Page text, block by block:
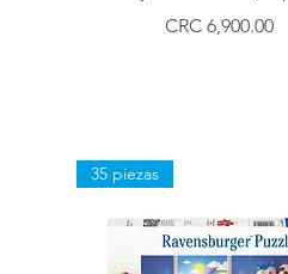
Precio
CRC 6,900.00
35 piezas